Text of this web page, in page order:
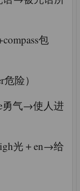
包
险）
勇气→使人进
光＋en→给